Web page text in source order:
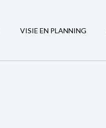
VISIE EN PLANNING